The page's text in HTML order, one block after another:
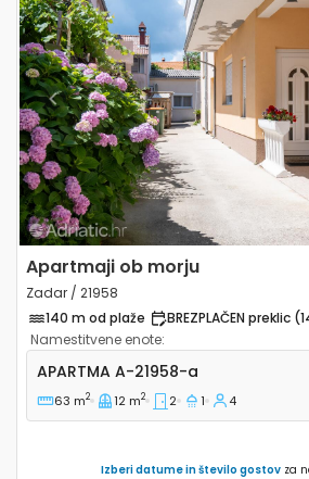
Previous
Apartmaji ob morju
Zadar / 21958
140 m od plaže
BREZPLAČEN preklic
Namestitvene enote:
Dvosobni apartma Zadar A-
APARTMA A-21958-a
63 m2 12 m2 2 1 4
Izberi datume in število gostovza